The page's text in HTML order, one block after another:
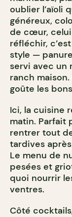
oublier l’aïoli
généreux,
de cœur, celui
réfléchir,
style —
servi avec un
ranch
goûte les
Ici, la cuisine
matin. Parfait
rentrer tout
tardives
Le menu de
pesées et
quoi nourrir
ventres.
Côté